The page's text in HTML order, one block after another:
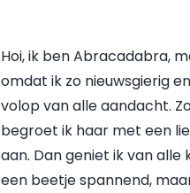
Hoi, ik ben Abracadabra,
omdat ik zo nieuwsgierig
volop van alle aandacht.
begroet ik haar met een
aan. Dan geniet ik van alle
een beetje spannend,